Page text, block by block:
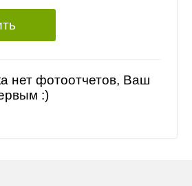
нет фотоотчетов, Ваш
:)